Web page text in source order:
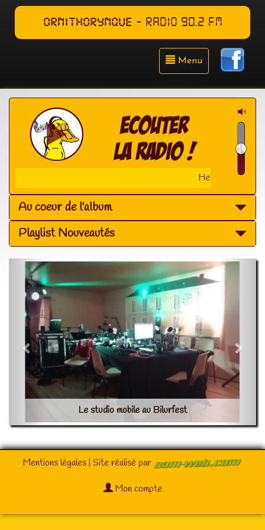
ORNITHORYNQUE - RADIO 90.2 FM
Menu
Helmut Fritz -
Au coeur de l'album
Playlist Nouveautés
Le studio mobile au Bilurfest
Précédent
Mentions légales | Site réalisé par
Mon compte